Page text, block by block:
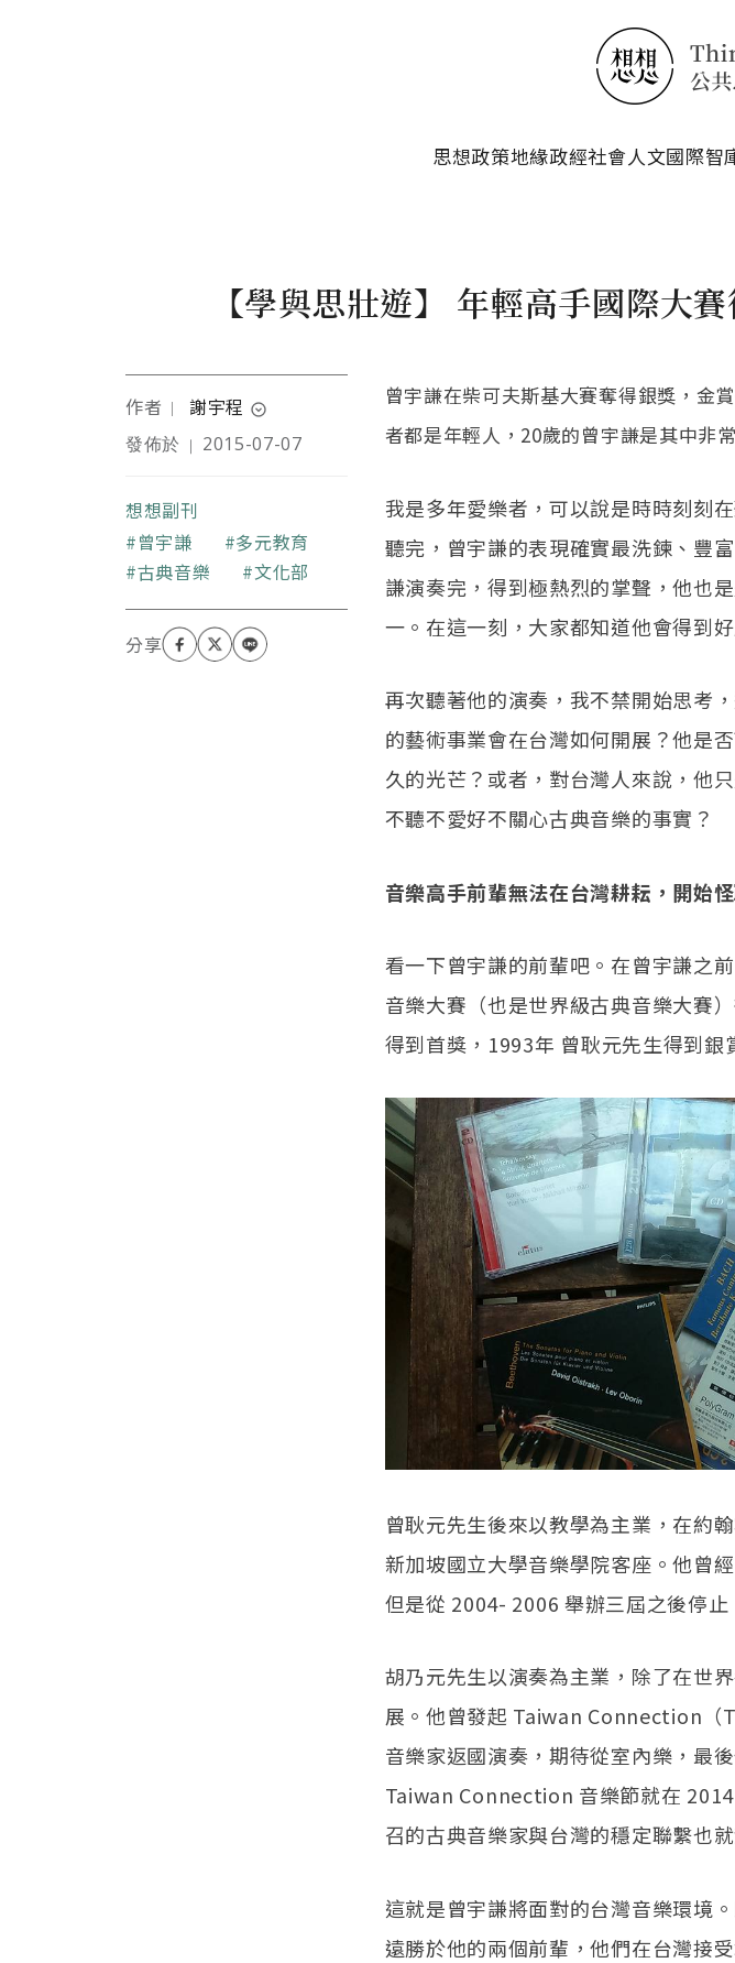
思想政策地緣政經社會人文國際智
【學與思壯遊】 年輕高手國際大
作者 ｜ 謝宇程 expand_circle_down
謝宇程學習背景包括自然
決定深入研究教育。教育
決定了個人生活的樣貌，
也決定了國家、社會、產
業的整體樣貌。但什麼該
變動的世界中，教育該面
向未來，該面向個人生
發佈於 ｜ 2015-07-07
想想副刊
關鍵字
曾宇謙
多元教育
古典音樂
文化部
曾宇謙在柴可夫斯基大賽奪得銀獎，金
者都是年輕人，20歲的曾宇謙是其中非
我是多年愛樂者，可以說是時時刻刻
聽完，曾宇謙的表現確實最洗鍊、豐
謙演奏完，得到極熱烈的掌聲，他也
一。在這一刻，大家都知道他會得到
再次聽著他的演奏，我不禁開始思考
的藝術事業會在台灣如何開展？他是
久的光芒？或者，對台灣人來說，他
不聽不愛好不關心古典音樂的事實？
音樂高手前輩無法在台灣耕耘，開始
看一下曾宇謙的前輩吧。在曾宇謙之
音樂大賽（也是世界級古典音樂大賽
得到首獎，1993年 曾耿元先生得到銀
曾耿元先生後來以教學為主業，在約
新加坡國立大學音樂學院客座。他曾
但是從 2004- 2006 舉辦三屆之後停
胡乃元先生以演奏為主業，除了在世
展。他曾發起 Taiwan Connection（
音樂家返國演奏，期待從室內樂，最
Taiwan Connection 音樂節就在
召的古典音樂家與台灣的穩定聯繫也就
這就是曾宇謙將面對的台灣音樂環境
遠勝於他的兩個前輩，他們在台灣接